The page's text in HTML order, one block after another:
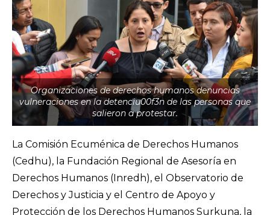
Organizaciones de derechos humanos denuncias
vulneraciones en la detenciu00f3n de las personas que
salieron a protestar.
La Comisión Ecuménica de Derechos Humanos
(Cedhu), la Fundación Regional de Asesoría en
Derechos Humanos (Inredh), el Observatorio de
Derechos y Justicia y el Centro de Apoyo y
Protección de los Derechos Humanos Surkuna, la